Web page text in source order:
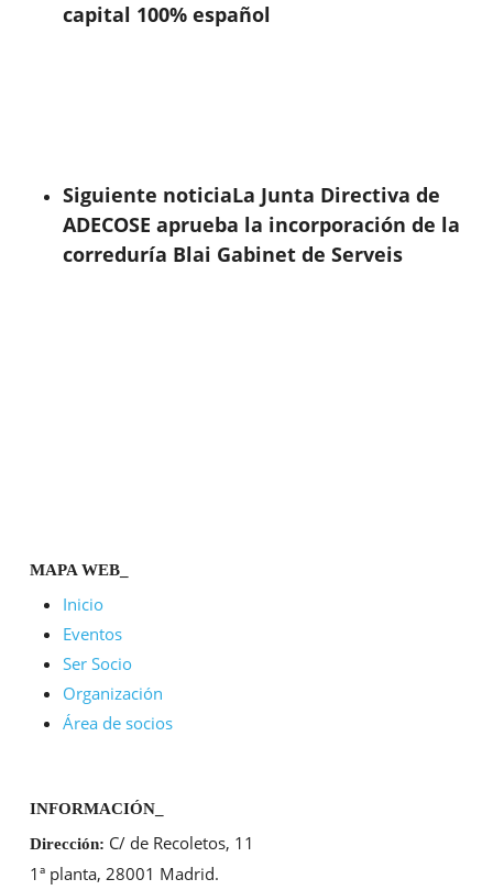
capital 100% español
Siguiente noticiaLa Junta Directiva de
ADECOSE aprueba la incorporación de la
correduría Blai Gabinet de Serveis
MAPA WEB_
Inicio
Eventos
Ser Socio
Organización
Área de socios
INFORMACIÓN_
Dirección: C/ de Recoletos, 11
1ª planta, 28001 Madrid.